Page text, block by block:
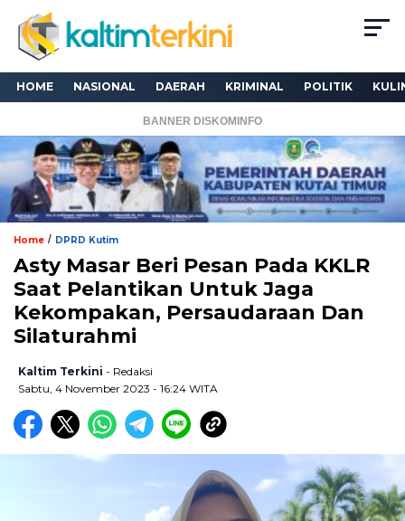
HOME NASIONAL DAERAH KRIMINAL POLITIK
BANNER DISKOMINFO
Home / DPRD Kutim
Asty Masar Beri Pesan Pada KKLR
Saat Pelantikan Untuk Jaga
Kekompakan, Persaudaraan Dan
Silaturahmi
Kaltim Terkini - Redaksi
Sabtu, 4 November 2023 - 16:24 WITA